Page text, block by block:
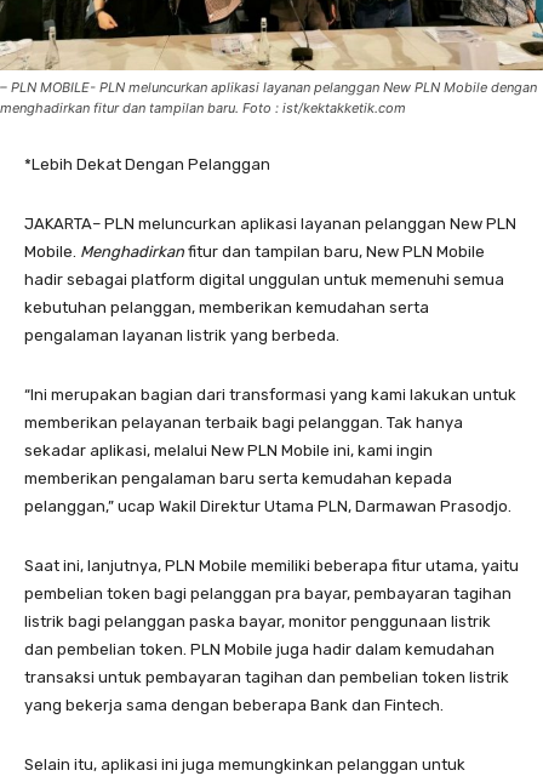
– PLN MOBILE- PLN meluncurkan aplikasi layanan pelanggan New PLN Mobile dengan
menghadirkan fitur dan tampilan baru. Foto : ist/kektakketik.com
*Lebih Dekat Dengan Pelanggan
JAKARTA– PLN meluncurkan aplikasi layanan pelanggan New PLN
Mobile. Menghadirkan fitur dan tampilan baru, New PLN Mobile
hadir sebagai platform digital unggulan untuk memenuhi semua
kebutuhan pelanggan, memberikan kemudahan serta
pengalaman layanan listrik yang berbeda.
“Ini merupakan bagian dari transformasi yang kami lakukan untuk
memberikan pelayanan terbaik bagi pelanggan. Tak hanya
sekadar aplikasi, melalui New PLN Mobile ini, kami ingin
memberikan pengalaman baru serta kemudahan kepada
pelanggan,” ucap Wakil Direktur Utama PLN, Darmawan Prasodjo.
Saat ini, lanjutnya, PLN Mobile memiliki beberapa fitur utama, yaitu
pembelian token bagi pelanggan pra bayar, pembayaran tagihan
listrik bagi pelanggan paska bayar, monitor penggunaan listrik
dan pembelian token. PLN Mobile juga hadir dalam kemudahan
transaksi untuk pembayaran tagihan dan pembelian token listrik
yang bekerja sama dengan beberapa Bank dan Fintech.
Selain itu, aplikasi ini juga memungkinkan pelanggan untuk